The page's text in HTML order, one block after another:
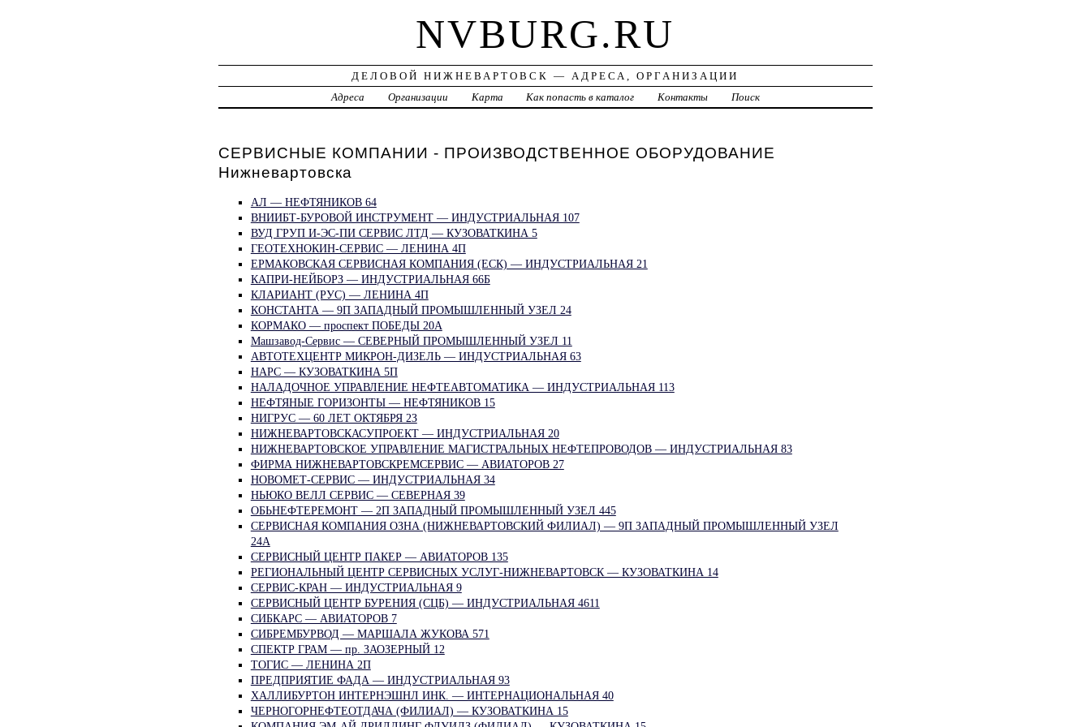
NVBURG.RU
ДЕЛОВОЙ НИЖНЕВАРТОВСК — АДРЕСА, ОРГАНИЗАЦИИ
Адреса
Организации Карта Как попасть в каталог Контакты Поиск
СЕРВИСНЫЕ КОМПАНИИ - ПРОИЗВОДСТВЕННОЕ ОБОРУДОВАНИЕ
Нижневартовска
АЛ — НЕФТЯНИКОВ 64
ВНИИБТ-БУРОВОЙ ИНСТРУМЕНТ — ИНДУСТРИАЛЬНАЯ 107
ВУД ГРУП И-ЭС-ПИ СЕРВИС ЛТД — КУЗОВАТКИНА 5
ГЕОТЕХНОКИН-СЕРВИС — ЛЕНИНА 4П
ЕРМАКОВСКАЯ СЕРВИСНАЯ КОМПАНИЯ (ЕСК) — ИНДУСТРИАЛЬНАЯ 21
КАПРИ-НЕЙБОРЗ — ИНДУСТРИАЛЬНАЯ 66Б
КЛАРИАНТ (РУС) — ЛЕНИНА 4П
КОНСТАНТА — 9П ЗАПАДНЫЙ ПРОМЫШЛЕННЫЙ УЗЕЛ 24
КОРМАКО — проспект ПОБЕДЫ 20А
Машзавод-Сервис — СЕВЕРНЫЙ ПРОМЫШЛЕННЫЙ УЗЕЛ 11
АВТОТЕХЦЕНТР МИКРОН-ДИЗЕЛЬ — ИНДУСТРИАЛЬНАЯ 63
НАРС — КУЗОВАТКИНА 5П
НАЛАДОЧНОЕ УПРАВЛЕНИЕ НЕФТЕАВТОМАТИКА — ИНДУСТРИАЛЬНАЯ 113
НЕФТЯНЫЕ ГОРИЗОНТЫ — НЕФТЯНИКОВ 15
НИГРУС — 60 ЛЕТ ОКТЯБРЯ 2З
НИЖНЕВАРТОВСКАСУПРОЕКТ — ИНДУСТРИАЛЬНАЯ 20
НИЖНЕВАРТОВСКОЕ УПРАВЛЕНИЕ МАГИСТРАЛЬНЫХ НЕФТЕПРОВОДОВ — ИНДУСТРИАЛЬНАЯ 83
ФИРМА НИЖНЕВАРТОВСКРЕМСЕРВИС — АВИАТОРОВ 27
НОВОМЕТ-СЕРВИС — ИНДУСТРИАЛЬНАЯ 34
НЬЮКО ВЕЛЛ СЕРВИС — СЕВЕРНАЯ 39
ОБЬНЕФТЕРЕМОНТ — 2П ЗАПАДНЫЙ ПРОМЫШЛЕННЫЙ УЗЕЛ 445
СЕРВИСНАЯ КОМПАНИЯ ОЗНА (НИЖНЕВАРТОВСКИЙ ФИЛИАЛ) — 9П ЗАПАДНЫЙ ПРОМЫШЛЕННЫЙ УЗЕЛ
24А
СЕРВИСНЫЙ ЦЕНТР ПАКЕР — АВИАТОРОВ 135
РЕГИОНАЛЬНЫЙ ЦЕНТР СЕРВИСНЫХ УСЛУГ-НИЖНЕВАРТОВСК — КУЗОВАТКИНА 14
СЕРВИС-КРАН — ИНДУСТРИАЛЬНАЯ 9
СЕРВИСНЫЙ ЦЕНТР БУРЕНИЯ (СЦБ) — ИНДУСТРИАЛЬНАЯ 4611
СИБКАРС — АВИАТОРОВ 7
СИБРЕМБУРВОД — МАРШАЛА ЖУКОВА 571
СПЕКТР ГРАМ — пр. ЗАОЗЕРНЫЙ 12
ТОГИС — ЛЕНИНА 2П
ПРЕДПРИЯТИЕ ФАДА — ИНДУСТРИАЛЬНАЯ 93
ХАЛЛИБУРТОН ИНТЕРНЭШНЛ ИНК. — ИНТЕРНАЦИОНАЛЬНАЯ 40
ЧЕРНОГОРНЕФТЕОТДАЧА (ФИЛИАЛ) — КУЗОВАТКИНА 15